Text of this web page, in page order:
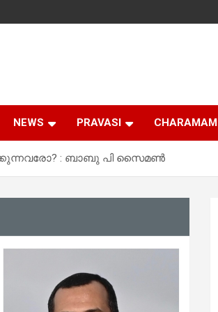
NEWS PRAVASI CHARAMAM
: ബാബു പി സൈമൺ